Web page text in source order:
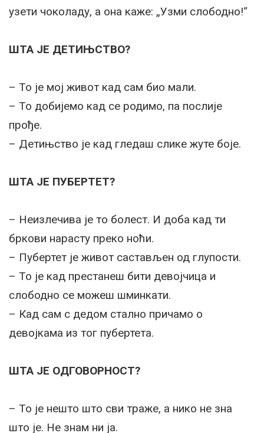
узети чоколаду, а она каже: „Узми слободно!“
ШТА ЈЕ ДЕТИЊСТВО?
– То је мој живот кад сам био мали.
– То добијемо кад се родимо, па послије
прође.
– Детињство је кад гледаш слике жуте боје.
ШТА ЈЕ ПУБЕРТЕТ?
– Неизлечива је то болест. И доба кад ти
бркови нарасту преко ноћи.
– Пубертет је живот састављен од глупости.
– То је кад престанеш бити девојчица и
слободно се можеш шминкати.
– Кад сам с дедом стално причамо о
девојкама из тог пубертета.
ШТА ЈЕ ОДГОВОРНОСТ?
– То је нешто што сви траже, а нико не зна
што је. Не знам ни ја.